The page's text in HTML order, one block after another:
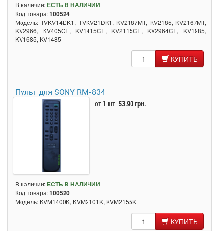
В наличии:ЕСТЬ В НАЛИЧИИ
Код товара:100524
Модель: TVKV14DK1, TVKV21DK1, KV2187MT, KV2185, KV2167MT,
KV2966, KV405CE, KV1415CE, KV2115CE, KV2964CE, KV1985,
KV1685, KV1485
КУПИТЬ
Пульт для SONY RM-834
от 1 шт. 53.90 грн.
В наличии:ЕСТЬ В НАЛИЧИИ
Код товара:100520
Модель: KVM1400K, KVM2101K, KVM2155K
КУПИТЬ